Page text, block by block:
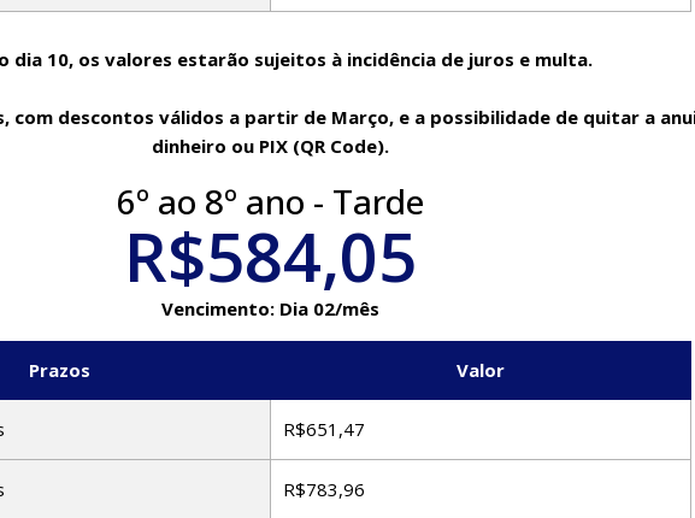
dia 10, os valores estarão sujeitos à incidência de juros e multa.
com descontos válidos a partir de Março, e a possibilidade de quitar a
dinheiro ou PIX (QR Code).
6º ao 8º ano - Tarde
R$584,05
Vencimento: Dia 02/mês
Prazos Valor
R$651,47
R$783,96